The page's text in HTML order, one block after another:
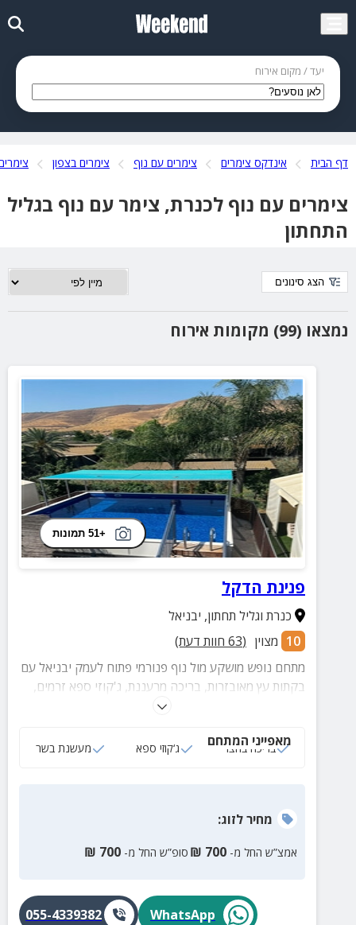
יעד / מקום אירוח
דף הבית אינדקס צימרים צימרים עם נוף צימרים בצפון
צימרים עם נוף לכנרת, צימר עם נוף בגליל
התחתון
נמצאו (99) מקומות אירוח
הצג סינונים
+51 תמונות
פנינת הדקל
כנרת וגליל תחתון, יבניאל
10 מצוין (
63 חוות דעת)
מתחם נופש מושקע מול נוף פנורמי פתוח לעמק יבניאל עם
בקתות עץ מאובזרות, בריכה מרעננת, ג'קוזי ספא זרמים,
עמדת ברביקיו, מעשנת בשר, מתנפחים, טרמפולינה, פינות
מאפייני המתחם
בריכה בחצר ג‘קוזי ספא מעשנת בשר
מחירלזוג:
אמצ”ש החל מ- 700
₪ סופ”ש החל מ- 700
₪
WhatsApp
055-4339382